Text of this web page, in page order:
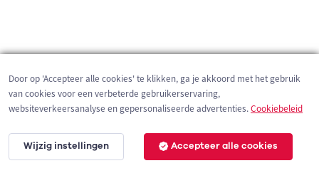
200 m
Door op 'Accepteer alle cookies' te klikken, ga je akkoord met het gebruik
van cookies voor een verbeterde gebruikerservaring,
websiteverkeersanalyse en gepersonaliseerde advertenties.Cookiebeleid
Wijzig instellingen Accepteer alle cookies